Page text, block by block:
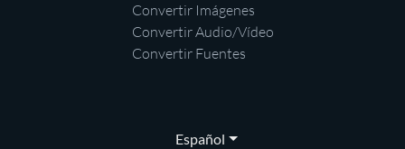
Convertir Imágenes
Convertir Audio/Vídeo
Convertir Fuentes
Español